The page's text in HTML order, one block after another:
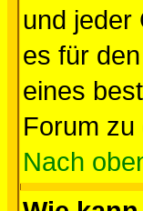
und jeder
es für
eines
Forum zu
Nach